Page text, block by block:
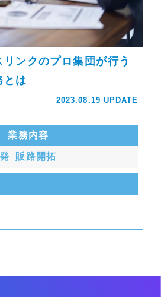
リンクのプロ集団が行う
とは
2023.08.19 UPDATE
業務内容
販路開拓